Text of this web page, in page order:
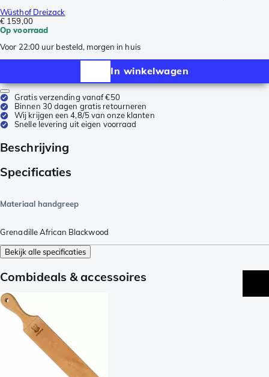
Wüsthof Dreizack
€ 159,00
Op voorraad
Voor 22:00 uur besteld, morgen in huis
In winkelwagen
Gratis verzending vanaf €50
Binnen 30 dagen gratis retourneren
Wij krijgen een 4,8/5 van onze klanten
Snelle levering uit eigen voorraad
Beschrijving
Specificaties
Materiaal handgreep
Grenadille African Blackwood
Bekijk alle specificaties
Combideals & accessoires